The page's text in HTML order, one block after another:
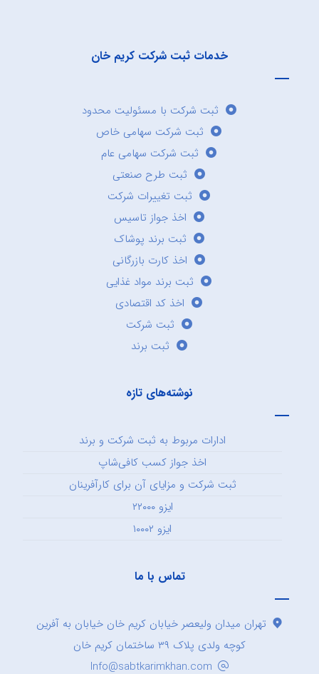
خدمات ثبت شرکت کریم خان
ثبت شرکت با مسئولیت محدود
ثبت شرکت سهامی خاص
ثبت شرکت سهامی عام
ثبت طرح صنعتی
ثبت تغییرات شرکت
اخذ جواز تاسیس
ثبت برند پوشاک
اخذ کارت بازرگانی
ثبت برند مواد غذایی
اخذ کد اقتصادی
ثبت شرکت
ثبت برند
نوشته‌های تازه
ادارات مربوط به ثبت شرکت و برند
اخذ جواز کسب کافی‌شاپ
ثبت شرکت و مزایای آن برای کارآفرینان
ایزو ۲۲۰۰۰
ایزو ۱۰۰۰۲
تماس با ما
تهران میدان ولیعصر خیابان کریم خان خیابان به آفرین
کوچه ولدی پلاک ۳۹ ساختمان کریم خان
Info@sabtkarimkhan.com